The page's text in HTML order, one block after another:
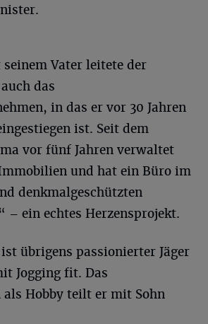
Vater leitete der
das
in das er vor 30 Jahren
ist. Seit dem
vor fünf Jahren verwaltet
und hat ein Büro im
denkmalgeschützten
– ein echtes Herzensprojekt.
übrigens passionierter Jäger
Jogging fit. Das
als Hobby teilt er mit Sohn